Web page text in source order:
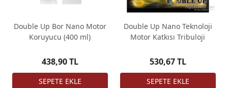
Double Up Bor Nano Motor
Koruyucu (400 ml)
438,90 TL
Double Up Nano Teknoloji
Motor Katkısı Tribuloji
530,67 TL